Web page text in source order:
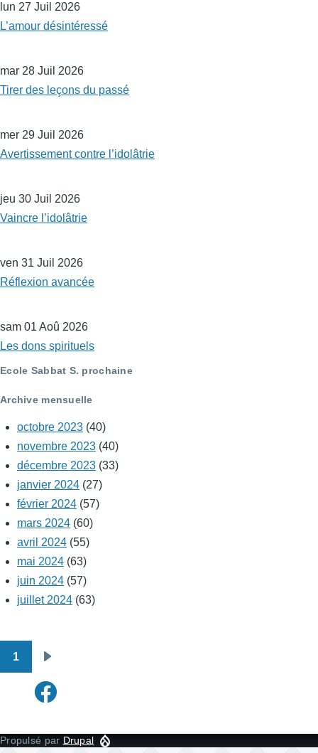
lun 27 Juil 2026
L’amour désintéressé
mar 28 Juil 2026
Tirer des leçons du passé
mer 29 Juil 2026
Avertissement contre l’idolâtrie
jeu 30 Juil 2026
Vaincre l’idolâtrie
ven 31 Juil 2026
Réflexion avancée
sam 01 Aoû 2026
Les dons spirituels
Ecole Sabbat S. prochaine
Archive mensuelle
octobre 2023 (40)
novembre 2023 (40)
décembre 2023 (33)
janvier 2024 (27)
février 2024 (57)
mars 2024 (60)
avril 2024 (55)
mai 2024 (63)
juin 2024 (57)
juillet 2024 (63)
Pagination
1
suivante
Propulsé par Drupal